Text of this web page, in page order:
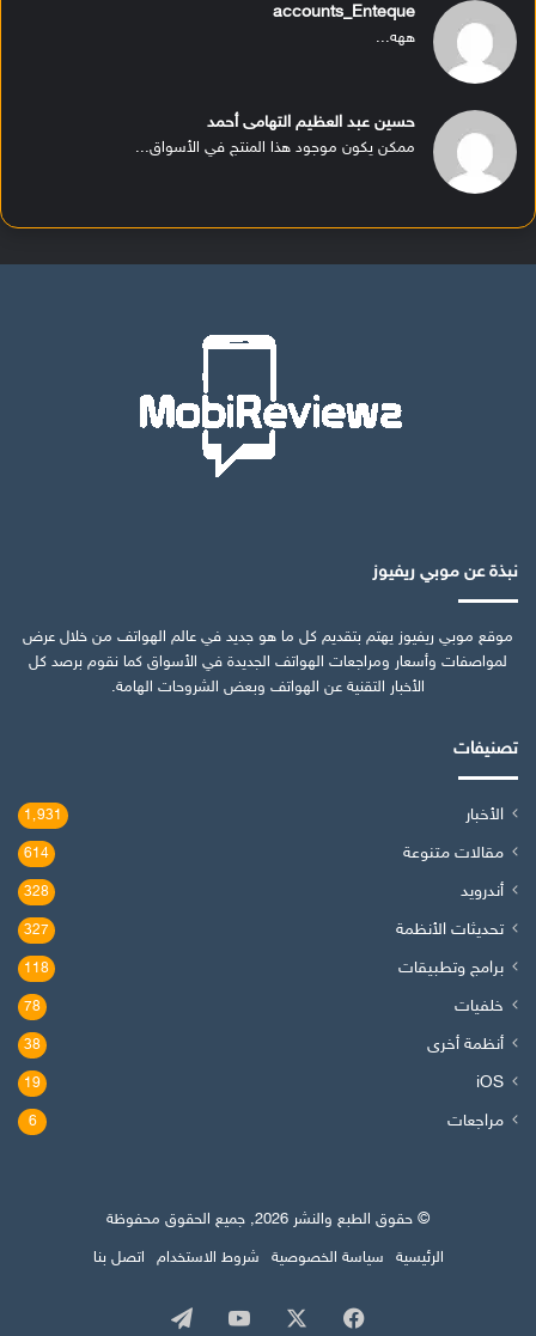
accounts_Enteque
ههه...
حسين عبد العظيم التهامى أحمد
ممكن يكون موجود هذا المنتج في الأسواق...
نبذة عن موبي ريفيوز
موقع موبي ريفيوز يهتم بتقديم كل ما هو جديد في عالم الهواتف من خلال عرض
لمواصفات وأسعار ومراجعات الهواتف الجديدة في الأسواق كما نقوم برصد كل
الأخبار التقنية عن الهواتف وبعض الشروحات الهامة.
تصنيفات
الأخبار 1٬931
مقالات متنوعة 614
أندرويد 328
تحديثات الأنظمة 327
برامج وتطبيقات 118
خلفيات 78
أنظمة أخرى 38
iOS
19
مراجعات 6
© حقوق الطبع والنشر 2026, جميع الحقوق محفوظة
الرئيسية
سياسة الخصوصية شروط الاستخدام اتصل بنا
فيسبوك ‫YouTube